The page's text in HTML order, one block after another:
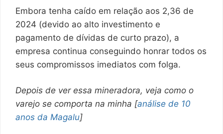
Embora tenha caído em relação aos 2,36 de
2024 (devido ao alto investimento e
pagamento de dívidas de curto prazo), a
empresa continua conseguindo honrar todos os
seus compromissos imediatos com folga.
Depois de ver essa mineradora, veja como o
varejo se comporta na minha [análise de 10
anos da Magalu]